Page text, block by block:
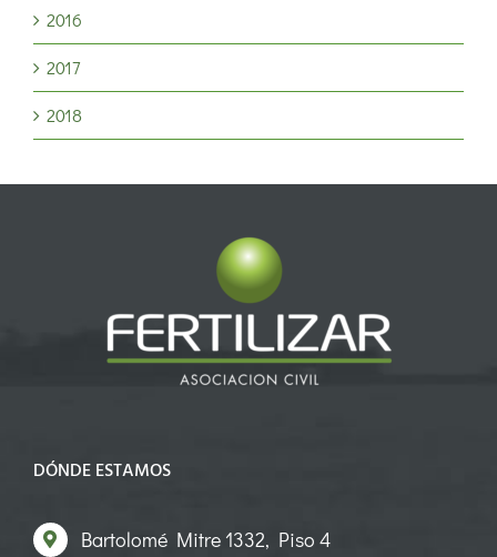
2016
2017
2018
DÓNDE ESTAMOS
Bartolomé Mitre 1332, Piso 4